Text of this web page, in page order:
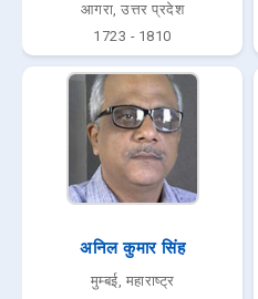
आगरा, उत्तर प्रदेश
1723 - 1810
अनिल कुमार सिंह
मुम्बई, महाराष्ट्र